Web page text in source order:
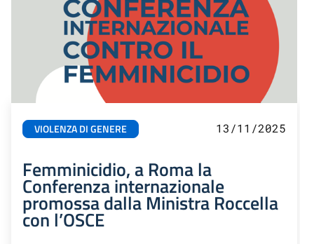
VIOLENZA DI GENERE 13/11/2025
Femminicidio, a Roma la
Conferenza internazionale
promossa dalla Ministra Roccella
con l’OSCE